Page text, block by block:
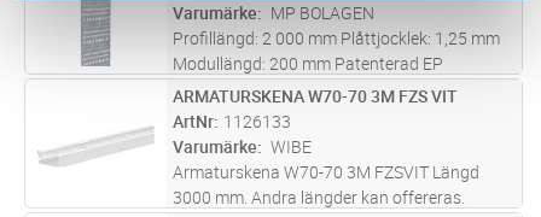
Varumärke
MP BOLAGEN
Profillängd: 2 000 mm Plåttjocklek: 1,25 mm
Modullängd: 200 mm Patenterad EP
0813012. Kan på begäran fås lackerad.
ST Lägg i kundvagn
ARMATURSKENA W70-70 3M FZS VIT
ArtNr 1126133
Varumärke
WIBE
Armaturskena W70-70 3M FZSVIT Längd
3000 mm. Andra längder kan offereras.